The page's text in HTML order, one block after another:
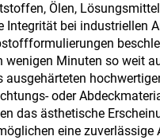
Heimkino
Untergeschoss,
Ölen,
bei industriellen
Minuten so weit
ausgehärteten
oder
das ästhetische
eine